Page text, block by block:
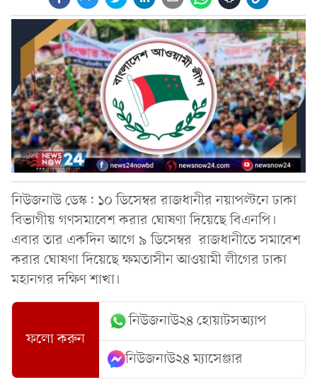
নিউজনাউ ডেস্ক: ১০ ডিসেম্বর রাজধানীর নয়াপল্টনে ঢাকা
বিভাগীয় গণসমাবেশ করার ঘোষণা দিয়েছে বিএনপি।
এবার তার একদিন আগে ৯ ডিসেম্বর রাজধানীতে সমাবেশ
করার ঘোষণা দিয়েছে ক্ষমতাসীন আওয়ামী লীগের ঢাকা
মহানগর দক্ষিণ শাখা।
ফলো করুন
নিউজনাউ২৪ হোয়াটসঅ্যাপ
নিউজনাউ২৪ ম্যাসেঞ্জার